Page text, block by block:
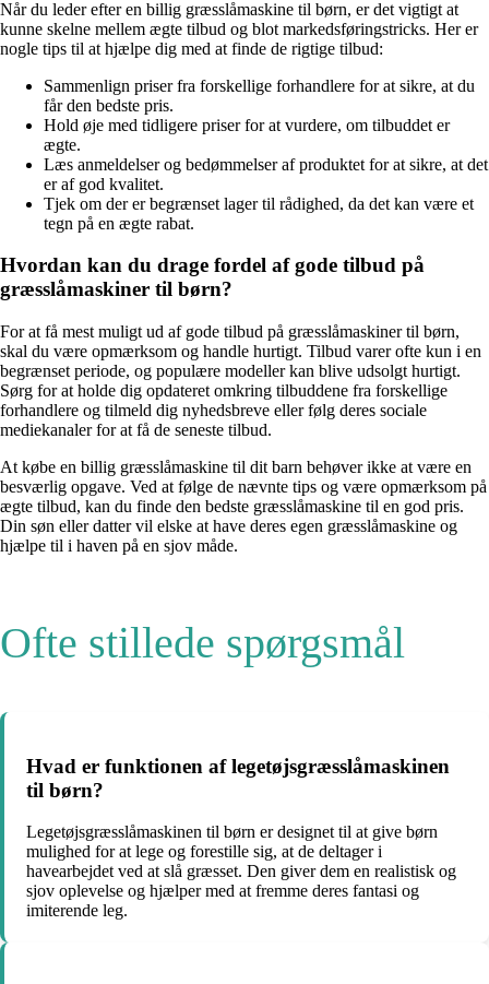
Når du leder efter en billig græsslåmaskine til børn, er det vigtigt at
kunne skelne mellem ægte tilbud og blot markedsføringstricks. Her er
nogle tips til at hjælpe dig med at finde de rigtige tilbud:
Sammenlign priser fra forskellige forhandlere for at sikre, at du
får den bedste pris.
Hold øje med tidligere priser for at vurdere, om tilbuddet er
ægte.
Læs anmeldelser og bedømmelser af produktet for at sikre, at det
er af god kvalitet.
Tjek om der er begrænset lager til rådighed, da det kan være et
tegn på en ægte rabat.
Hvordan kan du drage fordel af gode tilbud på
græsslåmaskiner til børn?
For at få mest muligt ud af gode tilbud på græsslåmaskiner til børn,
skal du være opmærksom og handle hurtigt. Tilbud varer ofte kun i en
begrænset periode, og populære modeller kan blive udsolgt hurtigt.
Sørg for at holde dig opdateret omkring tilbuddene fra forskellige
forhandlere og tilmeld dig nyhedsbreve eller følg deres sociale
mediekanaler for at få de seneste tilbud.
At købe en billig græsslåmaskine til dit barn behøver ikke at være en
besværlig opgave. Ved at følge de nævnte tips og være opmærksom på
ægte tilbud, kan du finde den bedste græsslåmaskine til en god pris.
Din søn eller datter vil elske at have deres egen græsslåmaskine og
hjælpe til i haven på en sjov måde.
Ofte stillede spørgsmål
Hvad er funktionen af legetøjsgræsslåmaskinen
til børn?
Legetøjsgræsslåmaskinen til børn er designet til at give børn
mulighed for at lege og forestille sig, at de deltager i
havearbejdet ved at slå græsset. Den giver dem en realistisk og
sjov oplevelse og hjælper med at fremme deres fantasi og
imiterende leg.